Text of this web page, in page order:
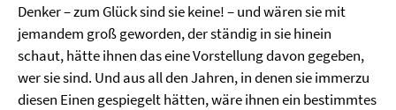
Denker – zum Glück sind sie keine! – und wären sie mit
jemandem groß geworden, der ständig in sie hinein
schaut, hätte ihnen das eine Vorstellung davon gegeben,
wer sie sind. Und aus all den Jahren, in denen sie immerzu
diesen Einen gespiegelt hätten, wäre ihnen ein bestimmtes